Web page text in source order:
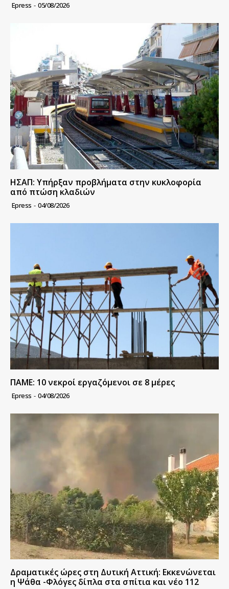
Epress - 05/08/2026
ΗΣΑΠ: Υπήρξαν προβλήματα στην κυκλοφορία
από πτώση κλαδιών
Epress - 04/08/2026
ΠΑΜΕ: 10 νεκροί εργαζόμενοι σε 8 μέρες
Epress - 04/08/2026
Δραματικές ώρες στη Δυτική Αττική: Εκκενώνεται
η Ψάθα -Φλόγες δίπλα στα σπίτια και νέο 112